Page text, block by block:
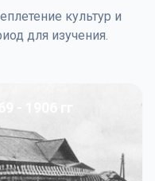
культур и
для изучения.
- 1906 гг